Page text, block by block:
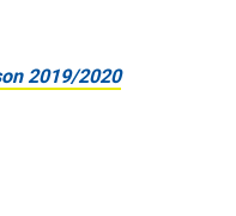
2019/2020